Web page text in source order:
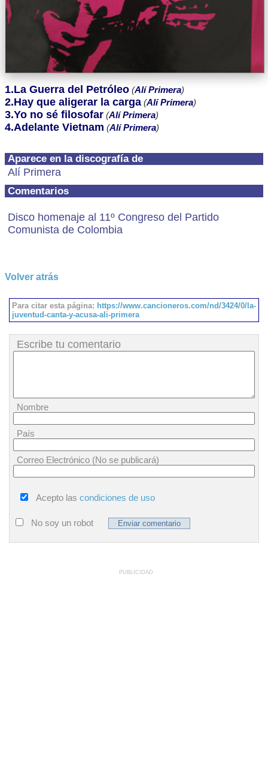
Aparece en la discografía de
Alí Primera
Comentarios
Disco homenaje al 11º Congreso del Partido
Comunista de Colombia
1.La Guerra del Petróleo (Alí Primera)
2.Hay que aligerar la carga (Alí Primera)
3.Yo no sé filosofar (Alí Primera)
4.Adelante Vietnam (Alí Primera)
Volver atrás
Para citar esta página: https://www.cancioneros.com/nd/3424/0/la-
juventud-canta-y-acusa-ali-primera
Escribe tu comentario
Nombre
País
Correo Electrónico (No se publicará)
Acepto las condiciones de uso
No soy un robot
PUBLICIDAD